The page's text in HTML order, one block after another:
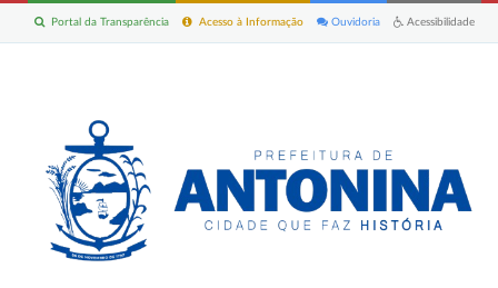
Acessibilidade
Ouvidoria
Acesso à Informação
Portal da Transparência